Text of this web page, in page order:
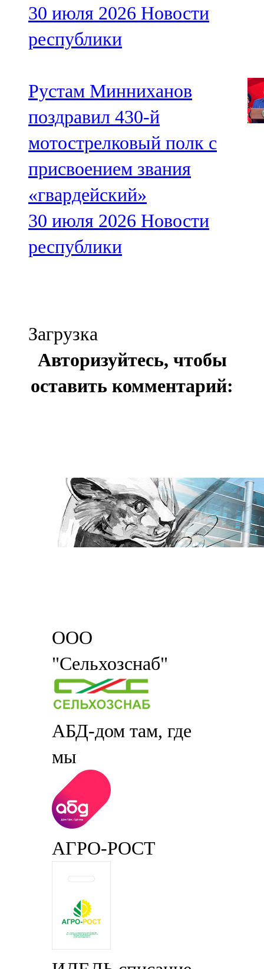
30 июля 2026 Новости
республики
Рустам Минниханов
поздравил 430-й
мотострелковый полк с
присвоением звания
«гвардейский»
30 июля 2026 Новости
республики
Загрузка
Авторизуйтесь, чтобы
оставить комментарий:
ООО
"Сельхозснаб"
АБД-дом там, где
мы
АГРО-РОСТ